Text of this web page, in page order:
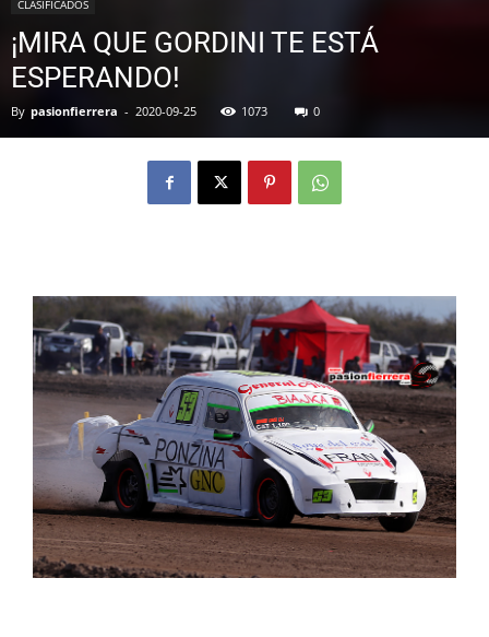
CLASIFICADOS
¡MIRA QUE GORDINI TE ESTÁ
ESPERANDO!
By pasionfierrera - 2020-09-25 1073 0